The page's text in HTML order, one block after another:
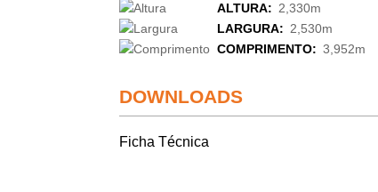
ALTURA: 2,330m
LARGURA: 2,530m
COMPRIMENTO: 3,952m
DOWNLOADS
Ficha Técnica